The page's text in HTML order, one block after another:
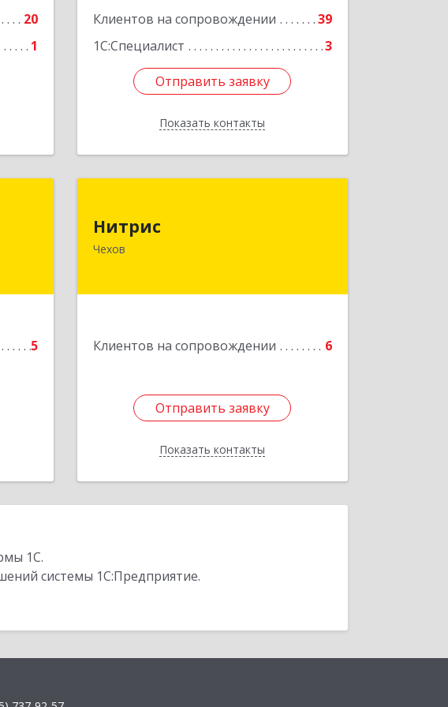
20
1
Клиентов на сопровождении
39
1С:Специалист
3
Отправить заявку
Показать контакты
Отправить заявку
Назад
5
Нитрис
Чехов
Клиентов на сопровождении 6
Отправить заявку
Показать контакты
142350, Московская обл, Чехов м.о.,
Столбовая пгт, Серпуховская ул, дом
Отправить заявку
Назад
1С.
системы 1С:Предприятие.